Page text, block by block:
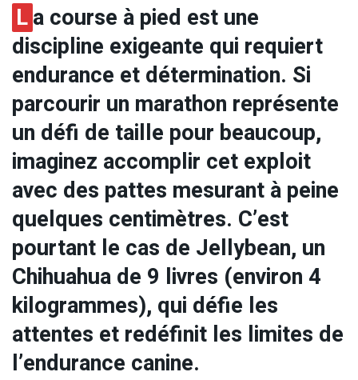
La course à pied est une
discipline exigeante qui requiert
endurance et détermination. Si
parcourir un marathon représente
un défi de taille pour beaucoup,
imaginez accomplir cet exploit
avec des pattes mesurant à peine
quelques centimètres. C’est
pourtant le cas de Jellybean, un
Chihuahua de 9 livres (environ 4
kilogrammes), qui défie les
attentes et redéfinit les limites de
l’endurance canine.